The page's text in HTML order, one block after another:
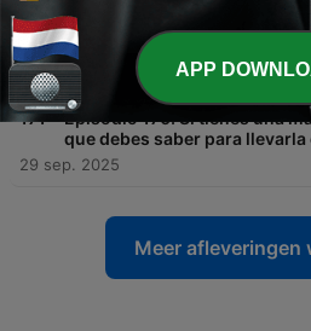
172 - Episodio 171. Mensajes
identificarlos y qué hacer si
06 okt. 2025
171 - Episodio 170. Si tienes una
que debes saber para llevarla
29 sep. 2025
Meer afleveringen
APP